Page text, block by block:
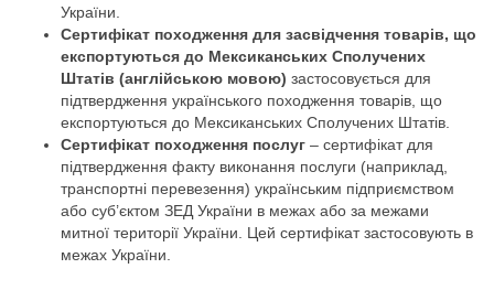
України.
Сертифікат походження для засвідчення товарів, що
експортуються до Мексиканських Сполучених
Штатів (англійською мовою) застосовується для
підтвердження українського походження товарів, що
експортуються до Мексиканських Сполучених Штатів.
Сертифікат походження послуг – сертифікат для
підтвердження факту виконання послуги (наприклад,
транспортні перевезення) українським підприємством
або суб’єктом ЗЕД України в межах або за межами
митної території України. Цей сертифікат застосовують в
межах України.